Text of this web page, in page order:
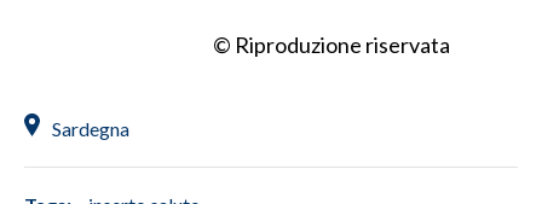
© Riproduzione riservata
Sardegna